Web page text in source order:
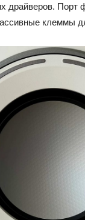
драйверов. Порт
клеммы